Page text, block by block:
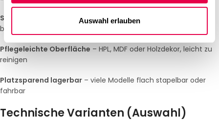
Auswahl erlauben
Stabile Gestelle
– pulverbeschichteter Stahl oder Aluminium,
belastbar bis 200 kg
Pflegeleichte Oberfläche – HPL, MDF oder Holzdekor, leicht zu
reinigen
Platzsparend lagerbar – viele Modelle flach stapelbar oder
fahrbar
Technische Varianten (Auswahl)